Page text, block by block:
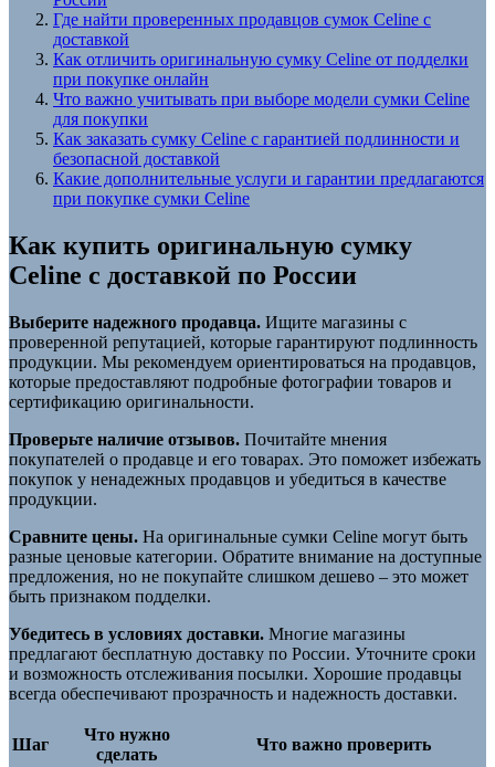
Где найти проверенных продавцов сумок Celine с
доставкой
Как отличить оригинальную сумку Celine от подделки
при покупке онлайн
Что важно учитывать при выборе модели сумки Celine
для покупки
Как заказать сумку Celine с гарантией подлинности и
безопасной доставкой
Какие дополнительные услуги и гарантии предлагаются
при покупке сумки Celine
Как купить оригинальную сумку
Celine с доставкой по России
Выберите надежного продавца. Ищите магазины с
проверенной репутацией, которые гарантируют подлинность
продукции. Мы рекомендуем ориентироваться на продавцов,
которые предоставляют подробные фотографии товаров и
сертификацию оригинальности.
Проверьте наличие отзывов. Почитайте мнения
покупателей о продавце и его товарах. Это поможет избежать
покупок у ненадежных продавцов и убедиться в качестве
продукции.
Сравните цены. На оригинальные сумки Celine могут быть
разные ценовые категории. Обратите внимание на доступные
предложения, но не покупайте слишком дешево – это может
быть признаком подделки.
Убедитесь в условиях доставки. Многие магазины
предлагают бесплатную доставку по России. Уточните сроки
и возможность отслеживания посылки. Хорошие продавцы
всегда обеспечивают прозрачность и надежность доставки.
Шаг
Что нужно
сделать
Что важно проверить